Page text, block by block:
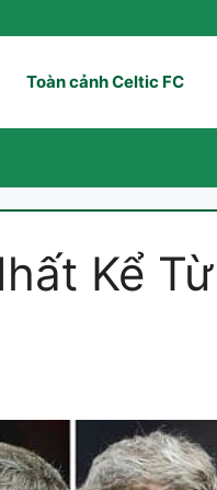
Toàn cảnh Celtic FC
Kể Từ